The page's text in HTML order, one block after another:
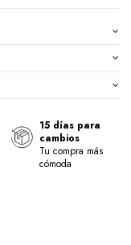
15 días para
cambios
Tu compra más
cómoda